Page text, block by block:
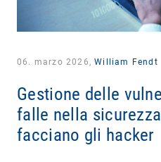
06. marzo 2026,William Fendt
Gestione delle
falle nella
facciano gli hacker